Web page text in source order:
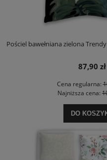
Pościel bawełniana zielona
87,90 zł
Cena regularna:
Najniższa cena:
DO